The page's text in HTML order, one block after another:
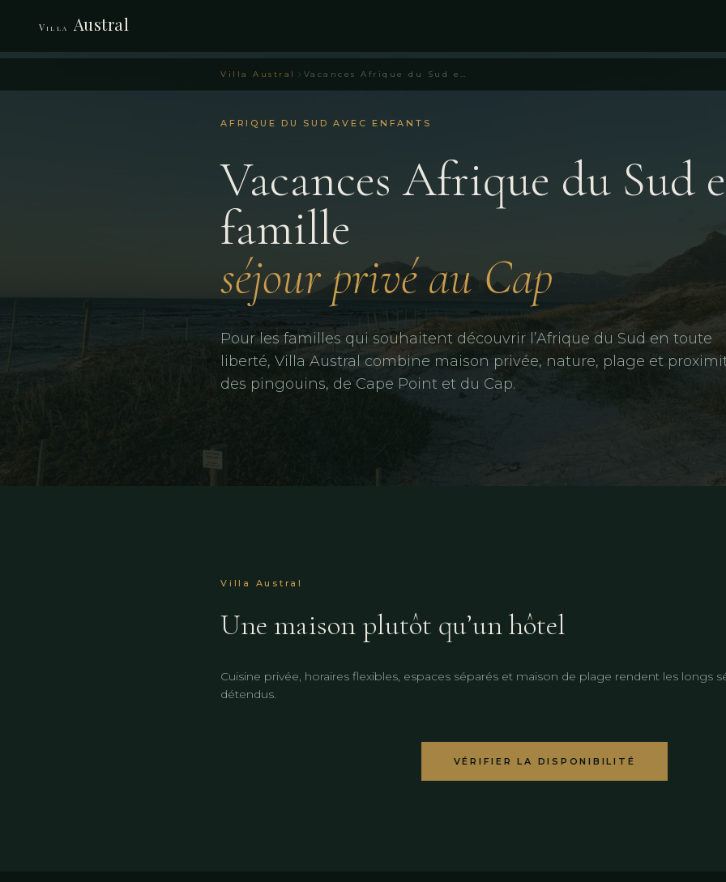
Villa Austral Vacances Afrique du Sud en famille – Villa Austral Le Cap
Villa Austral
AFRIQUE DU SUD AVEC ENFANTS
Vacances Afrique du Sud
famille
séjour privé au Cap
Pour les familles qui souhaitent découvrir l’Afrique du Sud en toute
liberté, Villa Austral combine maison privée, nature, plage et
des pingouins, de Cape Point et du Cap.
Villa Austral
Une maison plutôt qu’un hôtel
Cuisine privée, horaires flexibles, espaces séparés et maison de plage rendent les longs
détendus.
VÉRIFIER LA DISPONIBILITÉ